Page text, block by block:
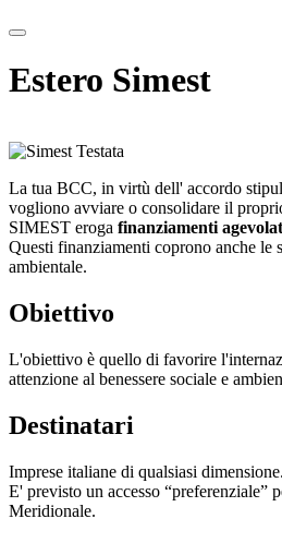
Estero Simest
La tua BCC, in virtù dell' accordo
vogliono avviare o consolidare il
SIMEST eroga finanziamenti
Questi finanziamenti coprono anche le
ambientale.
Obiettivo
L'obiettivo è quello di favorire
attenzione al benessere sociale e
Destinatari
Imprese italiane di qualsiasi dimensione.
E' previsto un accesso
Meridionale.